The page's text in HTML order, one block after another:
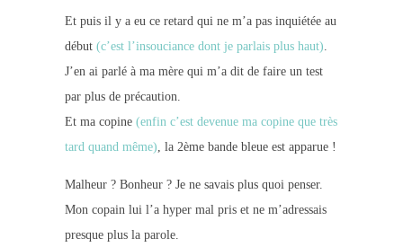
Et puis il y a eu ce retard qui ne m’a pas inquiétée au
début (c’est l’insouciance dont je parlais plus haut)
J’en ai parlé à ma mère qui m’a dit de faire un test
par plus de précaution.
Et ma copine (enfin c’est devenue ma copine que très
tard quand même) , la 2ème bande bleue est apparue !
Malheur ? Bonheur ? Je ne savais plus quoi penser.
Mon copain lui l’a hyper mal pris et ne m’adressais
presque plus la parole.